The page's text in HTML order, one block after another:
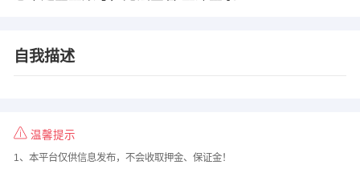
自我描述
温馨提示
1、本平台仅供信息发布，不会收取押金、保证金！